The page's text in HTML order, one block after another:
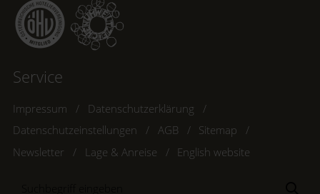
Service
Impressum
Datenschutzerklärung
Datenschutzeinstellungen
AGB
Sitemap
Newsletter
Lage & Anreise English website